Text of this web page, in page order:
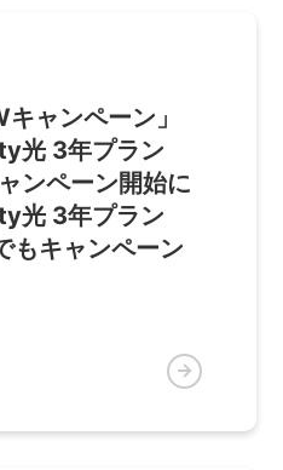
ャンペーン」
光 3年プラン
ンペーン開始に
光 3年プラン
もキャンペーン